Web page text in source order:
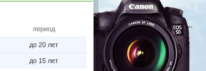
период
до 20 лет
до 15 лет